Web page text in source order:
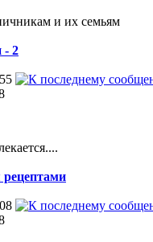
и их семьям
- 2